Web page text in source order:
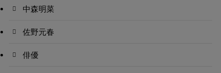
中森明菜
佐野元春
俳優